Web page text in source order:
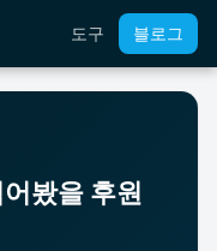
도구 블로그
봤을 후원